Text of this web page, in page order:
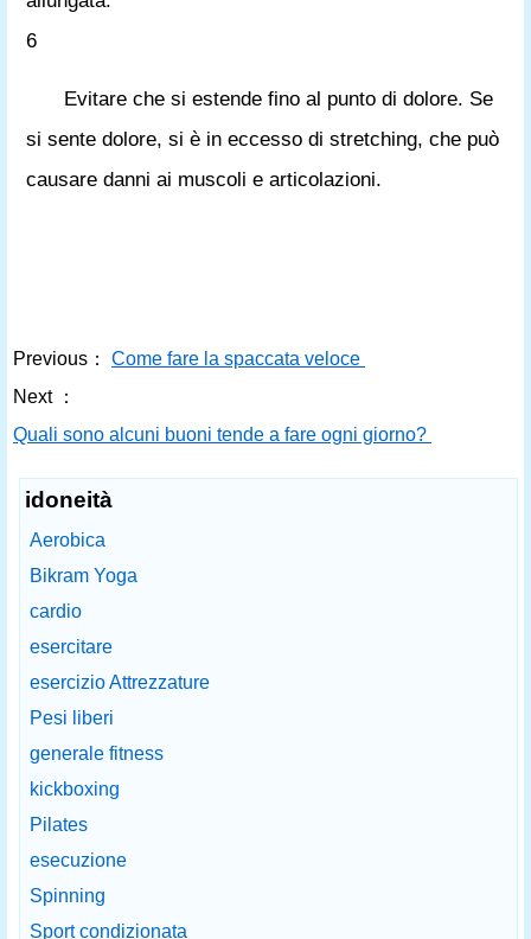
6
Evitare che si estende fino al punto di dolore. Se
si sente dolore, si è in eccesso di stretching, che può
causare danni ai muscoli e articolazioni.
Previous：
Come fare la spaccata veloce
Next ：
Quali sono alcuni buoni tende a fare ogni giorno?
idoneità
Aerobica
Bikram Yoga
cardio
esercitare
esercizio Attrezzature
Pesi liberi
generale fitness
kickboxing
Pilates
esecuzione
Spinning
Sport condizionata